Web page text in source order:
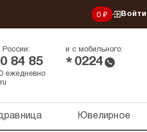
0 ₽ Войти
России:
84 85
и с мобильного:
* 0224
ежедневно
Ювелирное